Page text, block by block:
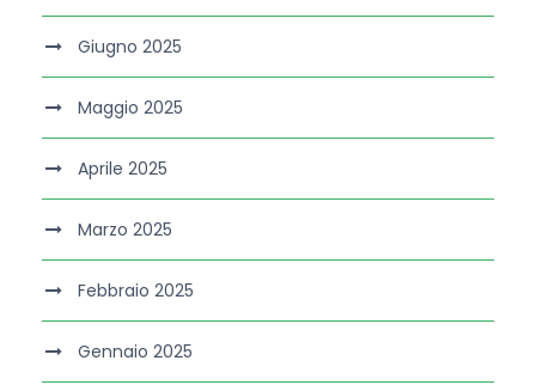
Giugno 2025
Maggio 2025
Aprile 2025
Marzo 2025
Febbraio 2025
Gennaio 2025